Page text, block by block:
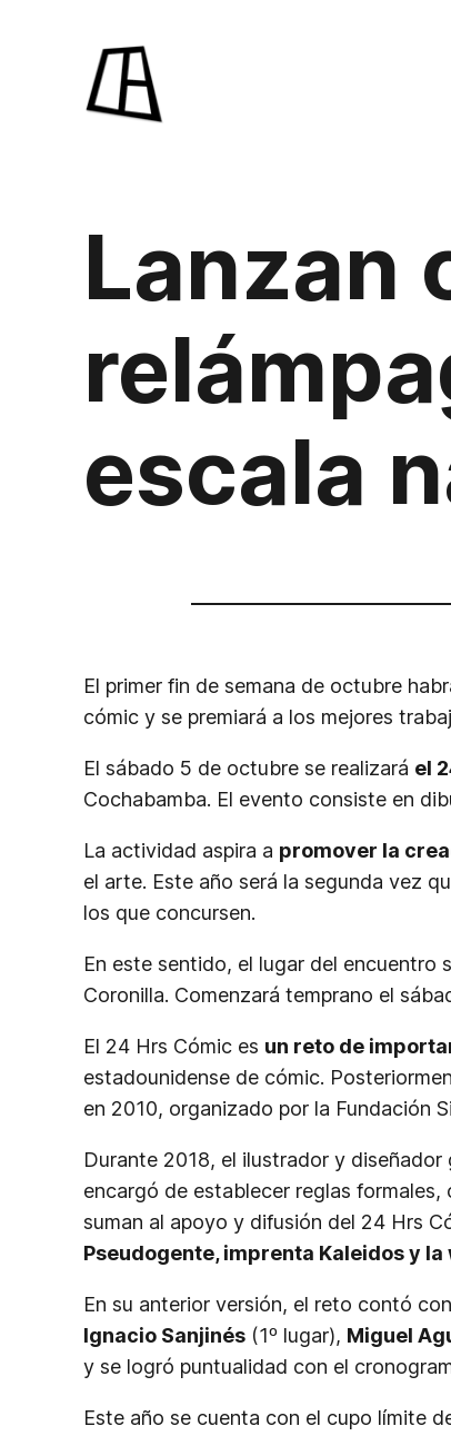
contenido
Lanzan
escala
El primer fin de semana de octubre
cómic y se premiará a los mejores
El sábado 5 de octubre se realizará el
Cochabamba. El evento consiste en
La actividad aspira a promover la
el arte. Este año será la segunda vez
los que concursen.
En este sentido, el lugar del encuentro
Coronilla. Comenzará temprano el
El 24 Hrs Cómic es un reto de
estadounidense de cómic.
en 2010, organizado por la Fundación
Durante 2018, el ilustrador y
encargó de establecer reglas
suman al apoyo y difusión del 24 Hrs
Pseudogente, imprenta Kaleidos y la
En su anterior versión, el reto contó
Ignacio Sanjinés (1º lugar), Miguel
y se logró puntualidad con el
Este año se cuenta con el cupo límite